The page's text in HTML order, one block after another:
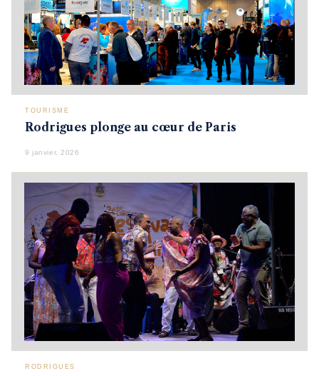
TOURISME
Rodrigues plonge au cœur de Paris
9 janvier, 2026
RODRIGUES